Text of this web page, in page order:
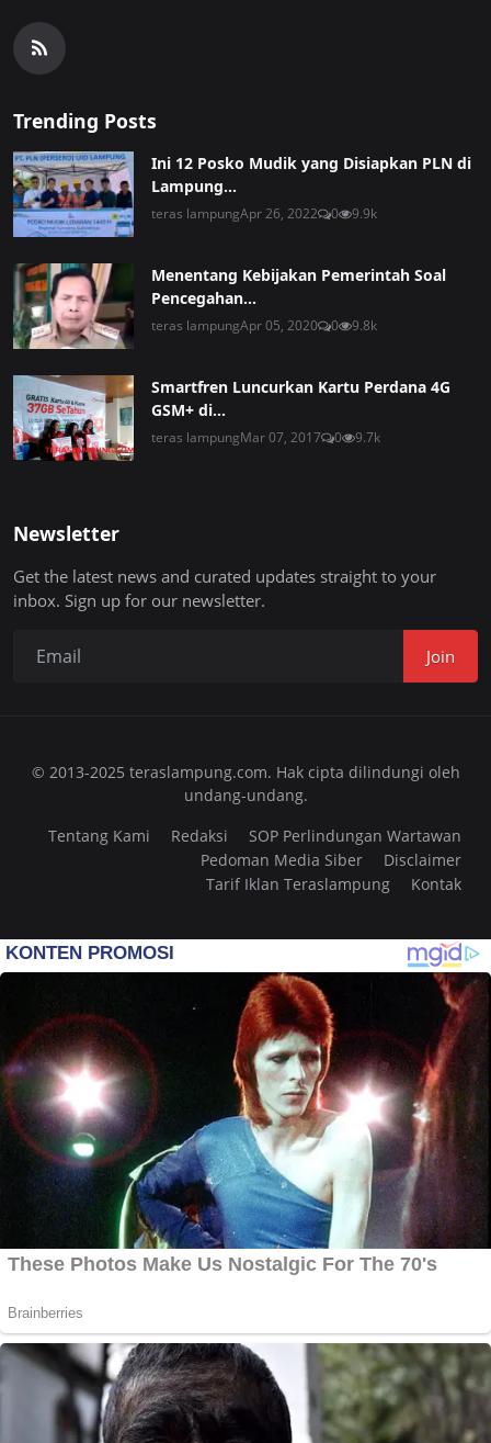
Trending Posts
Ini 12 Posko Mudik yang Disiapkan PLN di
Lampung...
teras lampungApr 26, 2022 0 9.9k
Menentang Kebijakan Pemerintah Soal
Pencegahan...
teras lampungApr 05, 2020 0 9.8k
Smartfren Luncurkan Kartu Perdana 4G
GSM+ di...
teras lampungMar 07, 2017 0 9.7k
Newsletter
Get the latest news and curated updates straight to your
inbox. Sign up for our newsletter.
Join
© 2013-2025 teraslampung.com. Hak cipta dilindungi oleh
undang-undang.
Tentang Kami
Redaksi
SOP Perlindungan Wartawan
Pedoman Media Siber
Disclaimer
Tarif Iklan Teraslampung
Kontak